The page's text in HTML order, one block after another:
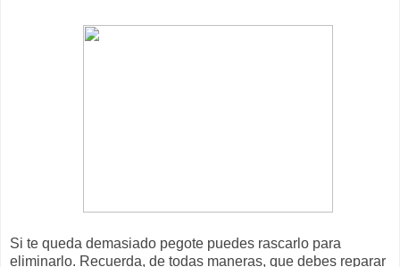
Si te queda demasiado pegote puedes rascarlo para
eliminarlo. Recuerda, de todas maneras, que debes reparar